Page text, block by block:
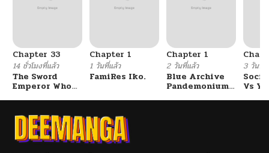
Chapter 33
14 ชั่วโมงที่แล้ว
The Sword
Emperor Who
จักรพรรดิเทพดาบ
ผงาดเหนือชาติภพ
Chapter 1
1 วันที่แล้ว
FamiRes Iko.
Chapter 1
2 วันที่แล้ว
Blue Archive
Pandemonium
3 วันที่
Vs